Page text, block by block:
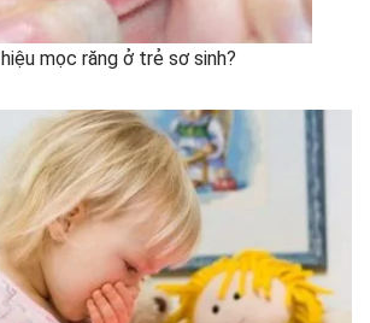
mọc răng ở trẻ sơ sinh?